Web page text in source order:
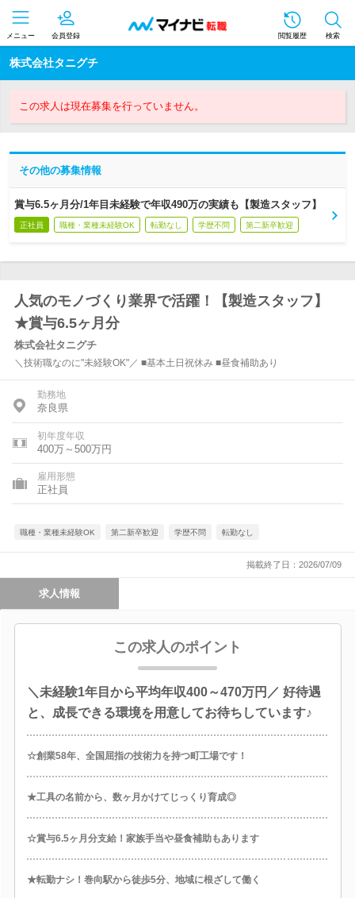
メニュー 会員登録 閲覧履歴 検索
株式会社タニグチ
この求人は現在募集を行っていません。
その他の募集情報
賞与6.5ヶ月分/1年目未経験で年収490万の実績も【製造スタッフ】
正社員 職種・業種未経験OK 転勤なし 学歴不問 第二新卒歓迎
人気のモノづくり業界で活躍！【製造スタッフ】
★賞与6.5ヶ月分
株式会社タニグチ
＼技術職なのに"未経験OK"／ ■基本土日祝休み ■昼食補助あり
勤務地
奈良県
初年度年収
400万～500万円
雇用形態
正社員
職種・業種未経験OK 第二新卒歓迎 学歴不問 転勤なし
掲載終了日：2026/07/09
求人情報
この求人のポイント
＼未経験1年目から平均年収400～470万円／ 好待遇
と、成長できる環境を用意してお待ちしています♪
☆創業58年、全国屈指の技術力を持つ町工場です！
★工具の名前から、数ヶ月かけてじっくり育成◎
☆賞与6.5ヶ月分支給！家族手当や昼食補助もあります
★転勤ナシ！巻向駅から徒歩5分、地域に根ざして働く